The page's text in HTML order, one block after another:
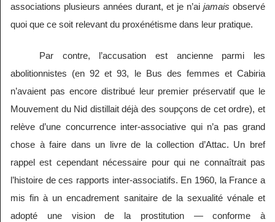
associations plusieurs années durant, et je n’ai jamais observé
quoi que ce soit relevant du proxénétisme dans leur pratique.
Par contre, l’accusation est ancienne parmi les
abolitionnistes (en 92 et 93, le Bus des femmes et Cabiria
n’avaient pas encore distribué leur premier préservatif que le
Mouvement du Nid distillait déjà des soupçons de cet ordre), et
relève d’une concurrence inter-associative qui n’a pas grand
chose à faire dans un livre de la collection d’Attac. Un bref
rappel est cependant nécessaire pour qui ne connaîtrait pas
l’histoire de ces rapports inter-associatifs. En 1960, la France a
mis fin à un encadrement sanitaire de la sexualité vénale et
adopté une vision de la prostitution — conforme à